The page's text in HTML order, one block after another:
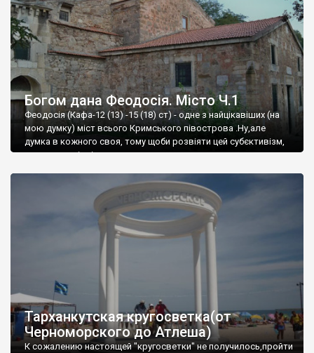
Богом дана Феодосія. Місто Ч.1
Феодосія (Кафа-12 (13) -15 (18) ст) - одне з найцікавіших (на
мою думку) міст всього Кримського півострова .Ну,але
думка в кожного своя, тому щоби розвіяти цей субєктивізм,
запрошую відвідати це
Тарханкутская кругосветка(от
Черноморского до Атлеша)
К сожалению настоящей "кругосветки" не получилось,пройти